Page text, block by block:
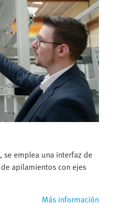
se emplea una interfaz de
apilamientos con ejes
Más información